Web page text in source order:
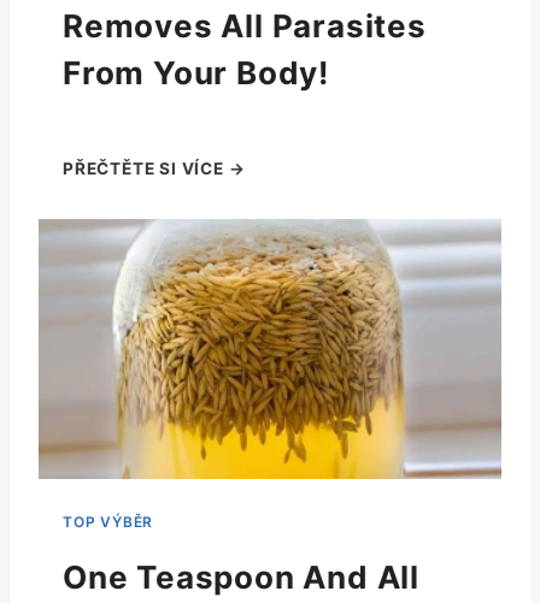
Removes All Parasites
From Your Body!
One Teaspoon And All